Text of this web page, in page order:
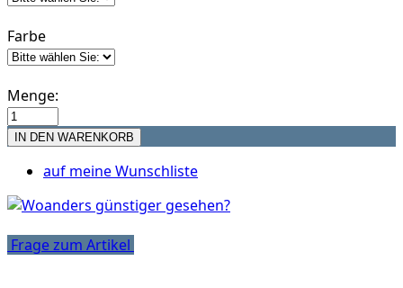
Farbe
Menge:
auf meine Wunschliste
Frage zum Artikel